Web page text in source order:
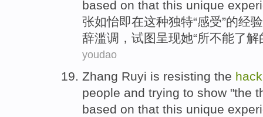
based on that this unique
张如怡即在这种独特“感受”的经验
辞滥调 ， 试图呈现她“所不能了解
youdao
Zhang Ruyi is resisting the
people and trying to show "the
based on that this unique